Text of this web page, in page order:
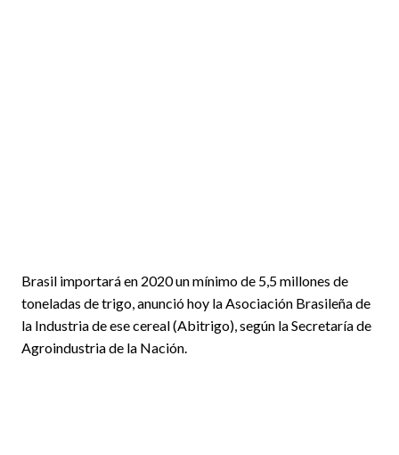
Brasil importará en 2020 un mínimo de 5,5 millones de
toneladas de trigo, anunció hoy la Asociación Brasileña de
la Industria de ese cereal (Abitrigo), según la Secretaría de
Agroindustria de la Nación.